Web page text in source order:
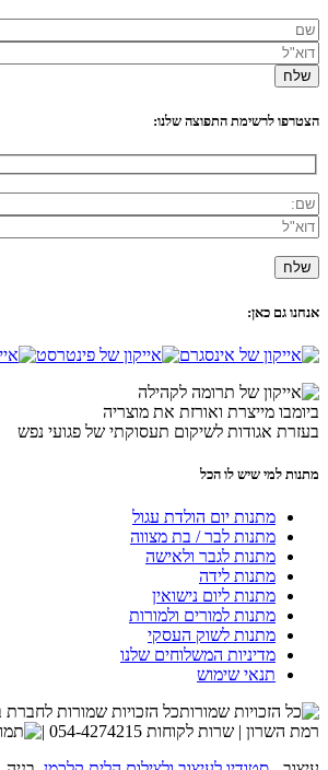
הצטרפו לרשימת התפוצה שלנו:
אנחנו גם כאן:
ביומבו מייצרת ואורזת את מוצריה
בעזרת אגודות לשיקום תעסוקתי של פגועי נפש
מתנות למי שיש לו הכל
מתנות יום הולדת עגול
מתנות לבר / בת מצווה
מתנות לגבר ולאישה
מתנות לידה
מתנות ליום נישואין
מתנות למורים ולמורות
מתנות לשוק העסקי
מדיניות המשלוחים שלנו
תנאי שימוש
רמת השרון | שרות לקוחות 054-4274215 |